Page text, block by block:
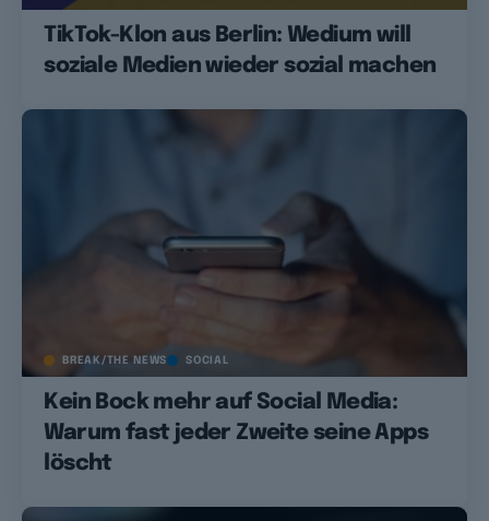
TikTok-Klon aus Berlin: Wedium will
soziale Medien wieder sozial machen
BREAK/THE NEWS SOCIAL
Kein Bock mehr auf Social Media:
Warum fast jeder Zweite seine Apps
löscht